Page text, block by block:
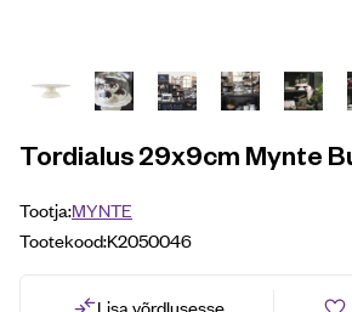
Tordialus 29x9cm Mynte
Tootja:MYNTE
Tootekood:K2050046
Lisa võrdlusesse